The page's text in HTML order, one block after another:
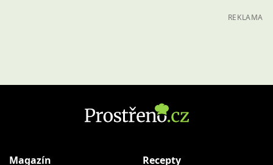
REKLAMA
Magazín Recepty